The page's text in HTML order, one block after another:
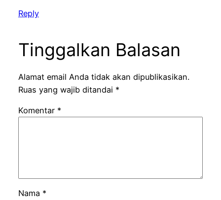
Reply
Tinggalkan Balasan
Alamat email Anda tidak akan dipublikasikan.
Ruas yang wajib ditandai *
Komentar *
Nama *